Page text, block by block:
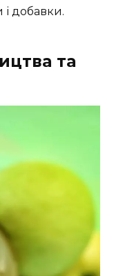
добавки.
та